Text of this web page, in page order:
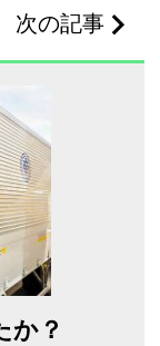
次の記事
か？